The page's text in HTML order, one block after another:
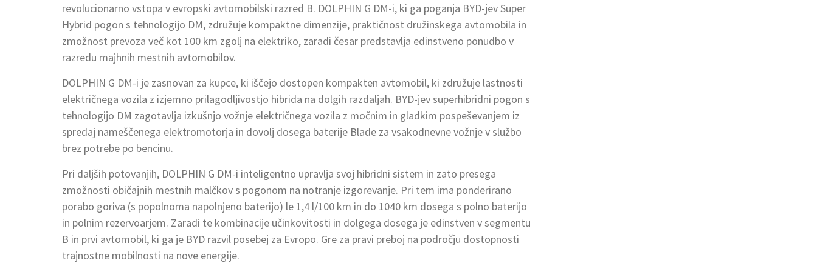
revolucionarno vstopa v evropski avtomobilski razred B. DOLPHIN G DM-i, ki ga poganja BYD-jev Super
Hybrid pogon s tehnologijo DM, združuje kompaktne dimenzije, praktičnost družinskega avtomobila in
zmožnost prevoza več kot 100 km zgolj na elektriko, zaradi česar predstavlja edinstveno ponudbo v
razredu majhnih mestnih avtomobilov.
DOLPHIN G DM-i je zasnovan za kupce, ki iščejo dostopen kompakten avtomobil, ki združuje lastnosti
električnega vozila z izjemno prilagodljivostjo hibrida na dolgih razdaljah. BYD-jev superhibridni pogon s
tehnologijo DM zagotavlja izkušnjo vožnje električnega vozila z močnim in gladkim pospeševanjem iz
spredaj nameščenega elektromotorja in dovolj dosega baterije Blade za vsakodnevne vožnje v službo
brez potrebe po bencinu.
Pri daljših potovanjih, DOLPHIN G DM-i inteligentno upravlja svoj hibridni sistem in zato presega
zmožnosti običajnih mestnih malčkov s pogonom na notranje izgorevanje. Pri tem ima ponderirano
porabo goriva (s popolnoma napolnjeno baterijo) le 1,4 l/100 km in do 1040 km dosega s polno baterijo
in polnim rezervoarjem. Zaradi te kombinacije učinkovitosti in dolgega dosega je edinstven v segmentu
B in prvi avtomobil, ki ga je BYD razvil posebej za Evropo. Gre za pravi preboj na področju dostopnosti
trajnostne mobilnosti na nove energije.